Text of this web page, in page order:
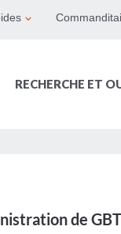
RECHERCHE ET
de